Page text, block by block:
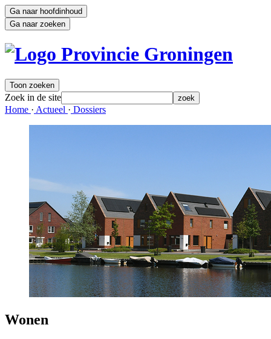
Ga naar hoofdinhoud
Ga naar zoeken
Toon zoeken
Zoek in de site zoek
Home · Actueel · Dossiers
Wonen